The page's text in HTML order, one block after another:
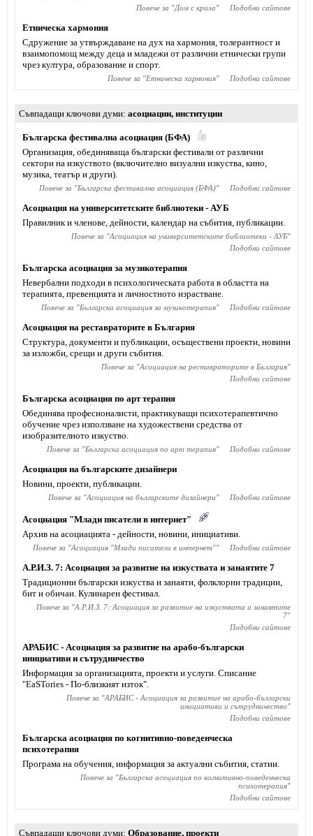
Повече за "Дом с крила" Подобни сайтове
Eтническа хармония
Сдружение за утвърждаване на дух на хармония, толерантност и
взаимопомощ между деца и младежи от различни етнически групи
чрез култура, образование и спорт.
Повече за "Eтническа хармония" Подобни сайтове
Съвпадащи ключови думи асоциации, институции
Българска фестивална асоциация (БФА)
Организация, обединяваща български фестивали от различни
сектори на изкуството (включително визуални изкуства, кино,
музика, театър и други).
Повече за "Българска фестивална асоциация (БФА)" Подобни сайтове
Асоциация на университетските библиотеки - АУБ
Правилник и членове, дейности, календар на събития, публикации.
Повече за "Асоциация на университетските библиотеки - АУБ"
Подобни сайтове
Българска асоциация за музикотерапия
Невербални подходи в психологическата работа в областта на
терапията, превенцията и личностното израстване.
Повече за "Българска асоциация за музикотерапия" Подобни сайтове
Асоциация на реставраторите в България
Структура, документи и публикации, осъществени проекти, новини
за изложби, срещи и други събития.
Повече за "Асоциация на реставраторите в България"
Подобни сайтове
Българска асоциация по арт терапия
Обединява професионалисти, практикуващи психотерапевтично
обучение чрез използване на художествени средства от
изобразителното изкуство.
Повече за "Българска асоциация по арт терапия" Подобни сайтове
Асоциация на българските дизайнери
Новини, проекти, публикации.
Повече за "Асоциация на българските дизайнери" Подобни сайтове
Асоциация "Млади писатели в интернет"
Архив на асоциацията - дейности, новини, инициативи.
Повече за "Асоциация "Млади писатели в интернет"" Подобни сайтове
А.Р.И.З. 7: Асоциация за развитие на изкуствата и занаятите 7
Традиционни български изкуства и занаяти, фолклорни традиции,
бит и обичаи. Кулинарен фестивал.
Повече за "А.Р.И.З. 7: Асоциация за развитие на изкуствата и занаятите
7"
Подобни сайтове
АРАБИС - Асоциация за развитие на арабо-български
инициативи и сътрудничество
Информация за организацията, проекти и услуги. Списание
"ЕaSTories - По-близкият изток".
Повече за "АРАБИС - Асоциация за развитие на арабо-български
инициативи и сътрудничество"
Подобни сайтове
Българска асоциация по когнитивно-поведенческа
психотерапия
Програма на обучения, информация за актуални събития, статии.
Повече за "Българска асоциация по когнитивно-поведенческа
психотерапия"
Подобни сайтове
Съвпадащи ключови думи Образование, проекти